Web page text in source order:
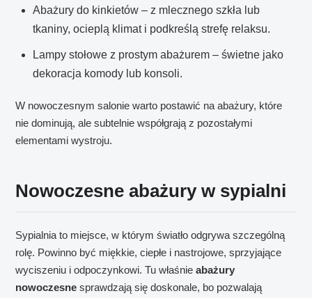
Abażury do kinkietów – z mlecznego szkła lub
tkaniny, ocieplą klimat i podkreślą strefę relaksu.
Lampy stołowe z prostym abażurem – świetne jako
dekoracja komody lub konsoli.
W nowoczesnym salonie warto postawić na abażury, które
nie dominują, ale subtelnie współgrają z pozostałymi
elementami wystroju.
Nowoczesne abażury w sypialni
Sypialnia to miejsce, w którym światło odgrywa szczególną
rolę. Powinno być miękkie, ciepłe i nastrojowe, sprzyjające
wyciszeniu i odpoczynkowi. Tu właśnie abażury
nowoczesne sprawdzają się doskonale, bo pozwalają